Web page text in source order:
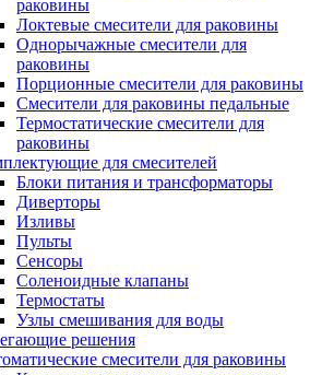
раковины
Локтевые смесители для раковины
Однорычажные смесители для
раковины
Порционные смесители для раковины
Смесители для раковины педальные
Термостатические смесители для
раковины
для смесителей
Блоки питания и трансформаторы
Диверторы
Изливы
Пульты
Сенсоры
Соленоидные клапаны
Термостаты
Узлы смешивания для воды
решения
смесители для раковины